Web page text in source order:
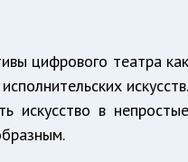
цифрового театра как
искусств.
искусство в непростые